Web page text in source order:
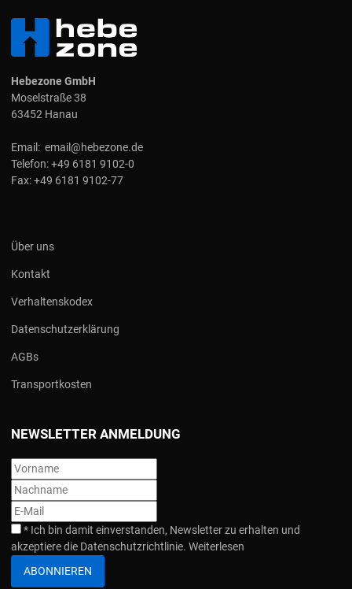
Hebezone GmbH
Moselstraße 38
63452 Hanau
Email: email@hebezone.de
Telefon:+49 6181 9102-0
Fax:+49 6181 9102-77
Über uns
Kontakt
Verhaltenskodex
Datenschutzerklärung
AGBs
Transportkosten
NEWSLETTER ANMELDUNG
* Ich bin damit einverstanden, Newsletter zu erhalten und
akzeptiere die Datenschutzrichtlinie. Weiterlesen
ABONNIEREN